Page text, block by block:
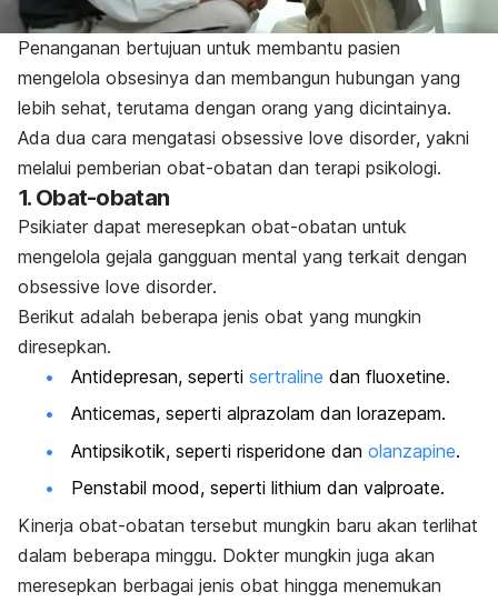
Penanganan bertujuan untuk membantu pasien
mengelola obsesinya dan membangun hubungan yang
lebih sehat, terutama dengan orang yang dicintainya.
Ada dua cara mengatasi obsessive love disorder, yakni
melalui pemberian obat-obatan dan terapi psikologi.
1. Obat-obatan
Psikiater dapat meresepkan obat-obatan untuk
mengelola gejala gangguan mental yang terkait dengan
obsessive love disorder.
Berikut adalah beberapa jenis obat yang mungkin
diresepkan.
Antidepresan, seperti sertraline dan fluoxetine.
Anticemas, seperti alprazolam dan lorazepam.
Antipsikotik, seperti risperidone dan olanzapine.
Penstabil mood, seperti lithium dan valproate.
Kinerja obat-obatan tersebut mungkin baru akan terlihat
dalam beberapa minggu. Dokter mungkin juga akan
meresepkan berbagai jenis obat hingga menemukan